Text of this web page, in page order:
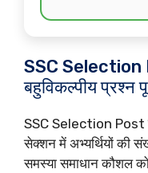
SSC Selection
बहुविकल्पीय प्रश्न
SSC Selection
सेक्शन में अभ्यर्थियों की
समस्या समाधान कौशल